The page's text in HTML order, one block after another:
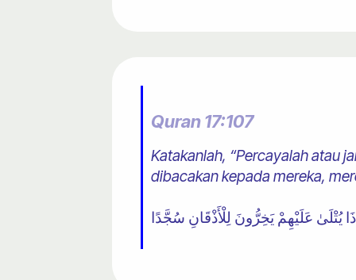
Quran 17:107
Katakanlah, “Percayalah atau
dibacakan kepada mereka,